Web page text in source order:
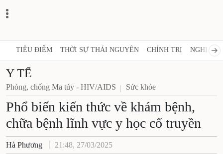
TIÊU ĐIỂM THỜI SỰ THÁI NGUYÊN CHÍNH TRỊ NGHỊ
Y TẾ
Phòng, chống Ma túy - HIV/AIDS Sức khỏe
Phổ biến kiến thức về khám bệnh,
chữa bệnh lĩnh vực y học cổ truyền
Hà Phương 21:48, 27/03/2025